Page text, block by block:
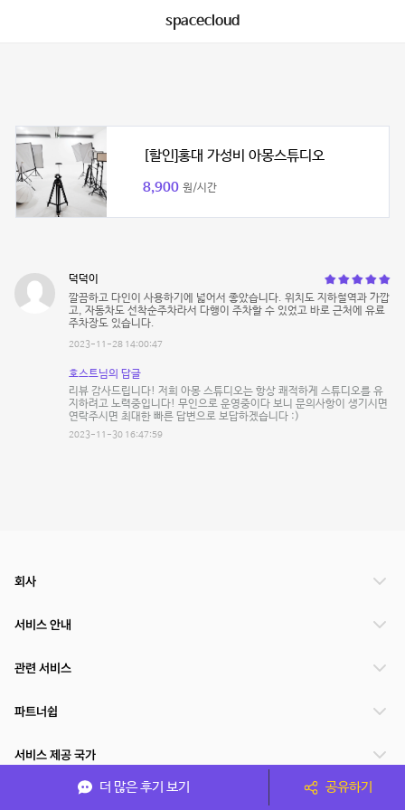
spacecloud
[할인]홍대 가성비 아몽스튜디오
8,900 원/시간
덕덕이
깔끔하고 다인이 사용하기에 넓어서 좋았습니다. 위치도 지하철역과 가깝
고, 자동차도 선착순주차라서 다행이 주차할 수 있었고 바로 근처에 유료
주차장도 있습니다.
2023-11-28 14:00:47
호스트님의 답글
리뷰 감사드립니다! 저희 아몽 스튜디오는 항상 쾌적하게 스튜디오를 유
지하려고 노력중입니다! 무인으로 운영중이다 보니 문의사항이 생기시면
연락주시면 최대한 빠른 답변으로 보답하겠습니다 :)
2023-11-30 16:47:59
더 많은 후기 보기 공유하기
회사
서비스 안내
관련 서비스
파트너쉽
서비스 제공 국가